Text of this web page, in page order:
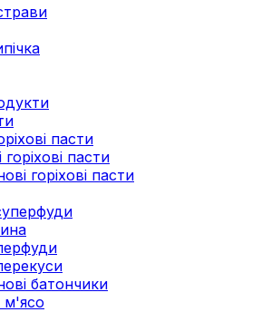
пасти
пасти
горіхові пасти
батончики
м'ясо